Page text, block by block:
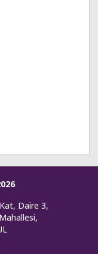
Daire 3,